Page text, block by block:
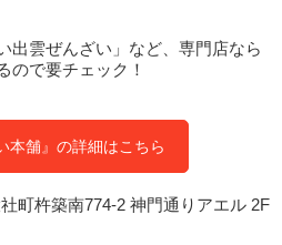
出雲ぜんざい」など、専門店なら
ので要チェック！
本舗』の詳細はこちら
町杵築南774-2 神門通りアエル 2F